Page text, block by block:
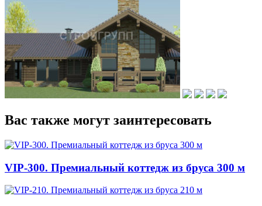
Вас также могут заинтересовать
VIP-300. Премиальный коттедж из бруса 300 м